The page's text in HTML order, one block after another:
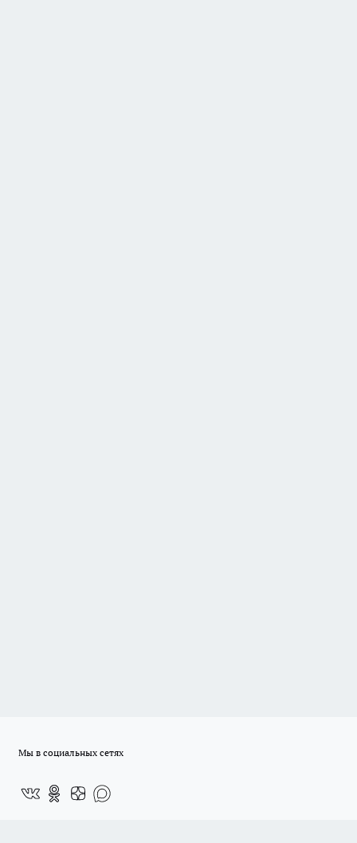
Мы в социальных сетях